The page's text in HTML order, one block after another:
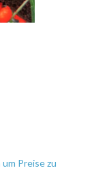
Preise zu